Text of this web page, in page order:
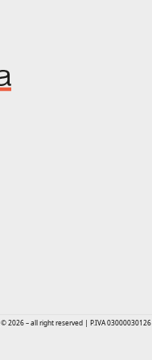
© 2026 – all right reserved | P.IVA 03000030126